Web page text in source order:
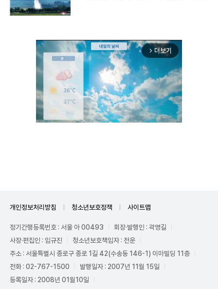
arrow_forward_ios 더보기
개인정보처리방침 청소년보호정책 사이트맵
정기간행등록번호 : 서울 아 00493
회장·발행인 : 곽영길
사장·편집인 : 임규진
청소년보호책임자 : 전운
주소 : 서울특별시 종로구 종로 1길 42(수송동 146-1) 이마빌딩 11층
전화 : 02-767-1500
발행일자 : 2007년 11월 15일
등록일자 : 2008년 01월10일